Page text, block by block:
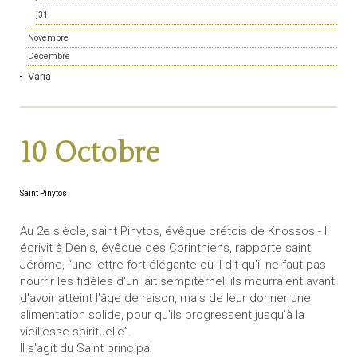
j31
Novembre
Décembre
Varia
10 Octobre
Saint Pinytos
Au 2e siècle, saint Pinytos, évêque crétois de Knossos - Il
écrivit à Denis, évêque des Corinthiens, rapporte saint
Jérôme, “une lettre fort élégante où il dit qu'il ne faut pas
nourrir les fidèles d'un lait sempiternel, ils mourraient avant
d'avoir atteint l'âge de raison, mais de leur donner une
alimentation solide, pour qu'ils progressent jusqu'à la
vieillesse spirituelle”.
Il s'agit du Saint principal